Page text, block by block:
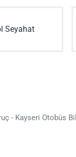
Seyahat
- Kayseri Otobüs